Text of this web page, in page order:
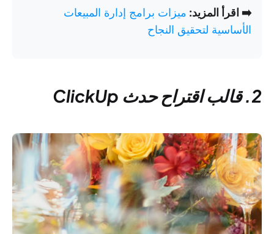
➡️ اقرأ المزيد: ميزات برامج إدارة المبيعات
الأساسية لتحقيق النجاح
2. قالب اقتراح حدث ClickUp